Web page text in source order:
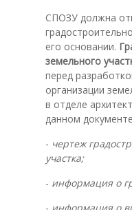
СПОЗУ должна
его основании.
земельного
перед
организации
в отделе
данном
- чертеж
участка;
- информация о